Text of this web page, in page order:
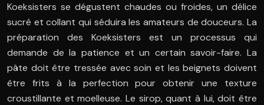
Koeksisters se dégustent chaudes ou froides, un délice
sucré et collant qui séduira les amateurs de douceurs. La
préparation des Koeksisters est un processus qui
demande de la patience et un certain savoir-faire. La
pâte doit être tressée avec soin et les beignets doivent
être frits à la perfection pour obtenir une texture
croustillante et moelleuse. Le sirop, quant à lui, doit être